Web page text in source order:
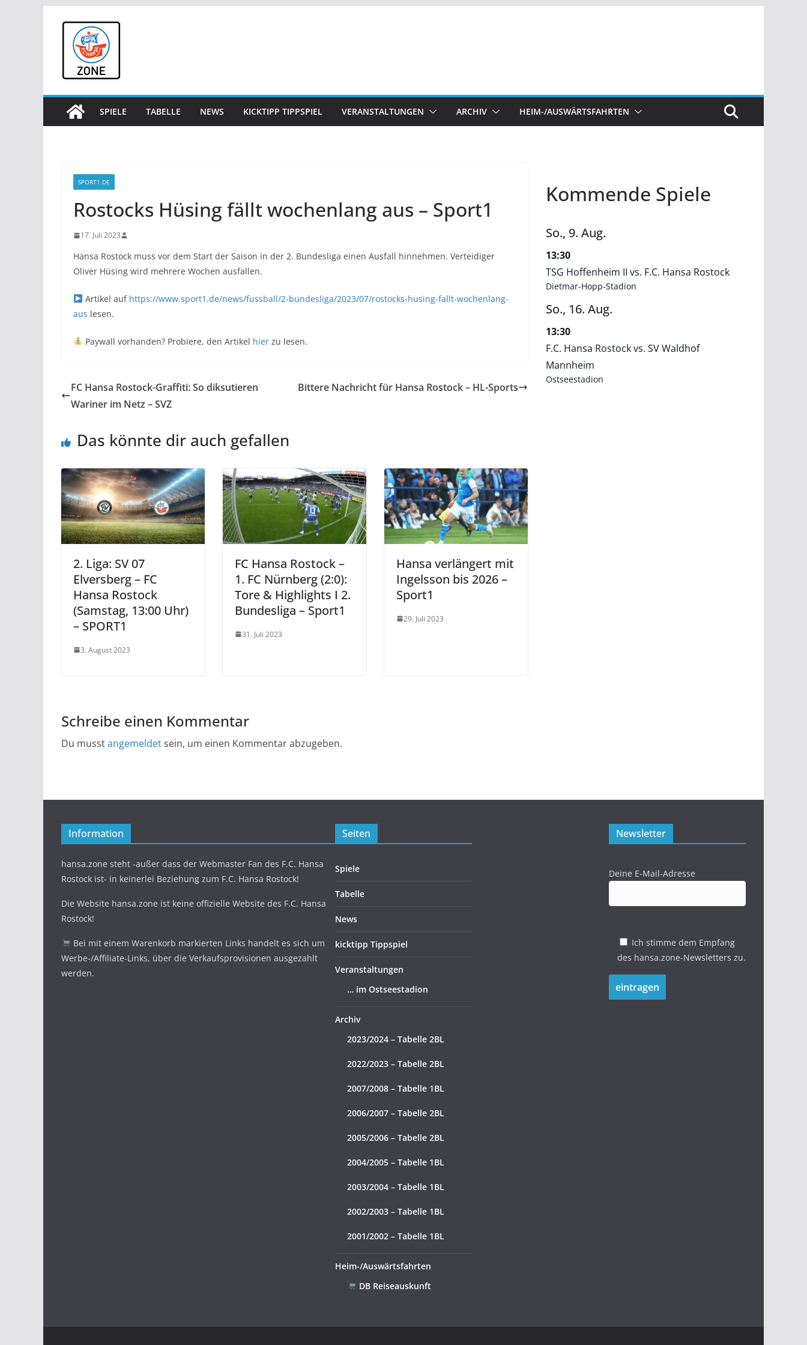
springen
SPIELE TABELLE NEWS KICKTIPP TIPPSPIEL VERANSTALTUNGEN ARCHIV HEIM-/AUSWÄRTSFAHRTEN
SPORT1.DE
Rostocks Hüsing fällt wochenlang aus – Sport1
17. Juli 2023
Hansa Rostock muss vor dem Start der Saison in der 2. Bundesliga einen Ausfall hinnehmen. Verteidiger
Oliver Hüsing wird mehrere Wochen ausfallen.
Artikel auf https://www.sport1.de/news/fussball/2-bundesliga/2023/07/rostocks-husing-fallt-wochenlang-
aus lesen.
Paywall vorhanden? Probiere, den Artikel hierzu lesen.
FC Hansa Rostock-Graffiti: So diksutieren
Wariner im Netz – SVZ
Bittere Nachricht für Hansa Rostock – HL-Sports
Das könnte dir auch gefallen
2. Liga: SV 07
Elversberg – FC
Hansa Rostock
(Samstag, 13:00 Uhr)
– SPORT1
3. August 2023
FC Hansa Rostock –
1. FC Nürnberg (2:0):
Tore & Highlights I 2.
Bundesliga – Sport1
31. Juli 2023
Hansa verlängert mit
Ingelsson bis 2026 –
Sport1
29. Juli 2023
Schreibe einen Kommentar
Du musstangemeldetsein, um einen Kommentar abzugeben.
Kommende Spiele
So., 9. Aug.
13:30
TSG Hoffenheim II vs. F.C. Hansa Rostock
Dietmar-Hopp-Stadion
So., 16. Aug.
13:30
F.C. Hansa Rostock vs. SV Waldhof
Mannheim
Ostseestadion
Information
hansa.zone steht -außer dass der Webmaster Fan des F.C. Hansa
Rostock ist- in keinerlei Beziehung zum F.C. Hansa Rostock!
Die Website hansa.zone ist keine offizielle Website des F.C. Hansa
Rostock!
Bei mit einem Warenkorb markierten Links handelt es sich um
Werbe-/Affiliate-Links, über die Verkaufsprovisionen ausgezahlt
werden.
Seiten
Spiele
Tabelle
News
kicktipp Tippspiel
Veranstaltungen
… im Ostseestadion
Archiv
2023/2024 – Tabelle 2BL
2022/2023 – Tabelle 2BL
2007/2008 – Tabelle 1BL
2006/2007 – Tabelle 2BL
2005/2006 – Tabelle 2BL
2004/2005 – Tabelle 1BL
2003/2004 – Tabelle 1BL
2002/2003 – Tabelle 1BL
2001/2002 – Tabelle 1BL
Heim-/Auswärtsfahrten
DB Reiseauskunft
Newsletter
Deine E-Mail-Adresse
Ich stimme dem Empfang
des hansa.zone-Newsletters zu.